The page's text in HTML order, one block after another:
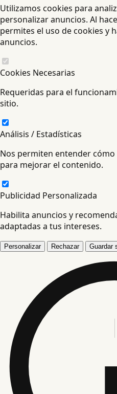
Utilizamos cookies para
personalizar anuncios. Al
permites el uso de cookies y
anuncios.
Cookies Necesarias
Requeridas para el
sitio.
Análisis / Estadísticas
Nos permiten entender
para mejorar el contenido.
Publicidad Personalizada
Habilita anuncios y
adaptadas a tus intereses.
Personalizar Rechazar Guardar